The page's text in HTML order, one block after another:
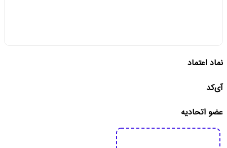
نماد اعتماد
آی‌کد
عضو اتحادیه